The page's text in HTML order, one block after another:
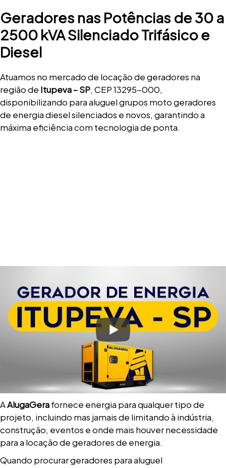
Geradores nas Potências de 30 a
2500 kVA Silenciado Trifásico e
Diesel
Atuamos no mercado de locação de geradores na
região de Itupeva – SP, CEP 13295-000,
disponibilizando para aluguel grupos moto geradores
de energia diesel silenciados e novos, garantindo a
máxima eficiência com tecnologia de ponta.
AAlugaGerafornece energia para qualquer tipo de
projeto, incluindo mas jamais de limitando à indústria,
construção, eventos e onde mais houver necessidade
para a locação de geradores de energia.
Quando procurar geradores para aluguel